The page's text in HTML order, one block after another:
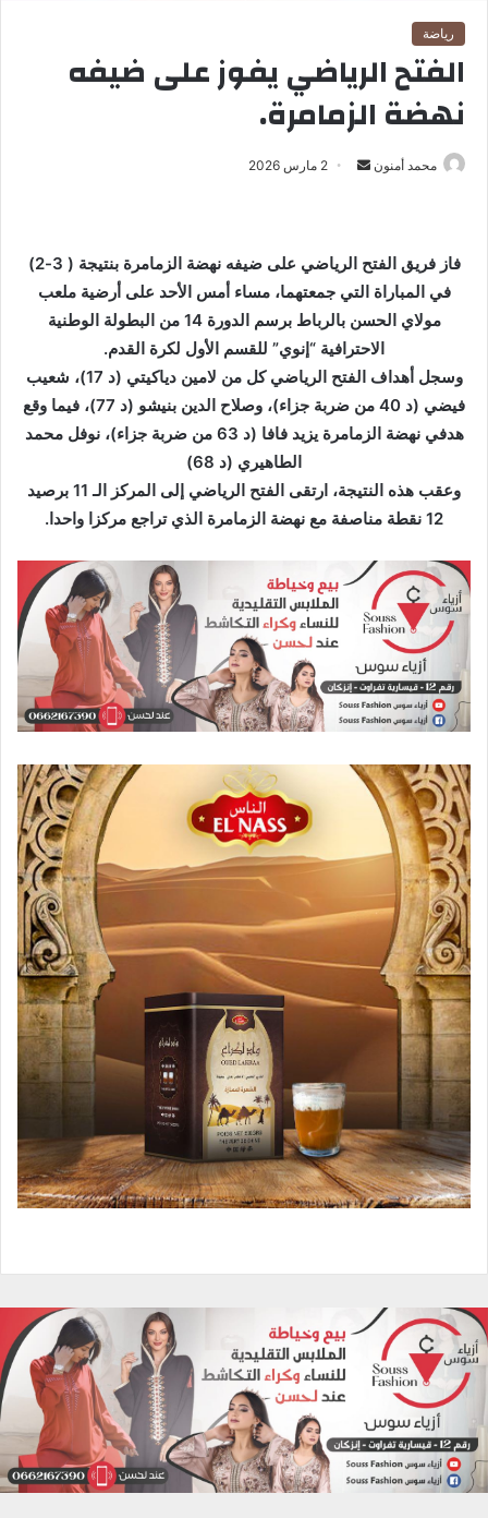
رياضة
الفتح الرياضي يفوز على ضيفه
نهضة الزمامرة.
محمد أمنون
ب
ر
ي
د
ا
ي
2 مارس 2026
فاز فريق الفتح الرياضي على ضيفه نهضة الزمامرة بنتيجة ( 3-2)
في المباراة التي جمعتهما، مساء أمس الأحد على أرضية ملعب
مولاي الحسن بالرباط برسم الدورة 14 من البطولة الوطنية
الاحترافية “إنوي” للقسم الأول لكرة القدم.
وسجل أهداف الفتح الرياضي كل من لامين دياكيتي (د 17)، شعيب
فيضي (د 40 من ضربة جزاء)، وصلاح الدين بنيشو (د 77)، فيما وقع
هدفي نهضة الزمامرة يزيد فافا (د 63 من ضربة جزاء)، نوفل محمد
الطاهيري (د 68)
وعقب هذه النتيجة، ارتقى الفتح الرياضي إلى المركز الـ 11 برصيد
12 نقطة مناصفة مع نهضة الزمامرة الذي تراجع مركزا واحدا.